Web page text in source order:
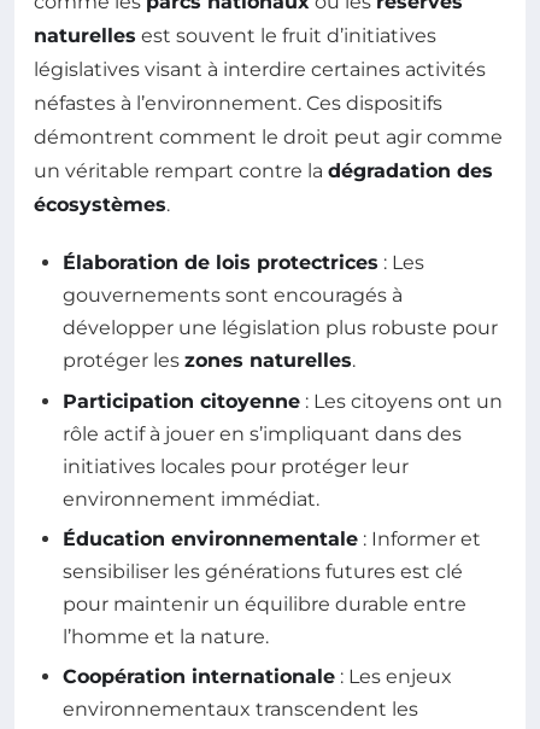
naturelles est souvent le fruit d’initiatives
législatives visant à interdire certaines activités
néfastes à l’environnement. Ces dispositifs
démontrent comment le droit peut agir comme
un véritable rempart contre la dégradation des
écosystèmes.
Élaboration de lois protectrices : Les
gouvernements sont encouragés à
développer une législation plus robuste pour
protéger les zones naturelles.
Participation citoyenne : Les citoyens ont un
rôle actif à jouer en s’impliquant dans des
initiatives locales pour protéger leur
environnement immédiat.
Éducation environnementale : Informer et
sensibiliser les générations futures est clé
pour maintenir un équilibre durable entre
l’homme et la nature.
Coopération internationale : Les enjeux
environnementaux transcendent les